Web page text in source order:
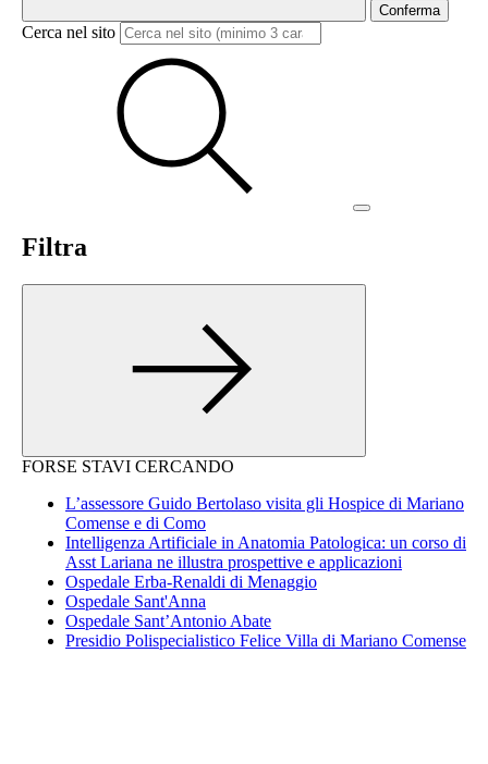
Conferma
Cerca nel sito
Filtra
FORSE STAVI CERCANDO
L’assessore Guido Bertolaso visita gli Hospice di Mariano
Comense e di Como
Intelligenza Artificiale in Anatomia Patologica: un corso di
Asst Lariana ne illustra prospettive e applicazioni
Ospedale Erba-Renaldi di Menaggio
Ospedale Sant'Anna
Ospedale Sant’Antonio Abate
Presidio Polispecialistico Felice Villa di Mariano Comense